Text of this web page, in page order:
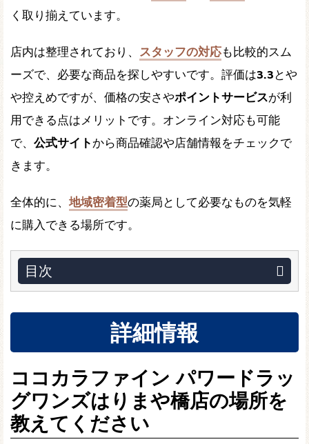
く取り揃えています。
店内は整理されており、 スタッフの対応も比較的スム
ーズで、必要な商品を探しやすいです。評価は3.3 とや
や控えめですが、価格の安さやポイントサービスが利
用できる点はメリットです。オンライン対応も可能
で、 公式サイト から商品確認や店舗情報をチェックで
きます。
全体的に、 地域密着型の薬局として必要なものを気軽
に購入できる場所です。
目次
詳細情報
ココカラファイン パワードラッ
グワンズはりまや橋店の場所を
教えてください